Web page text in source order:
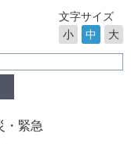
文字サイズ
小
中 大
・緊急